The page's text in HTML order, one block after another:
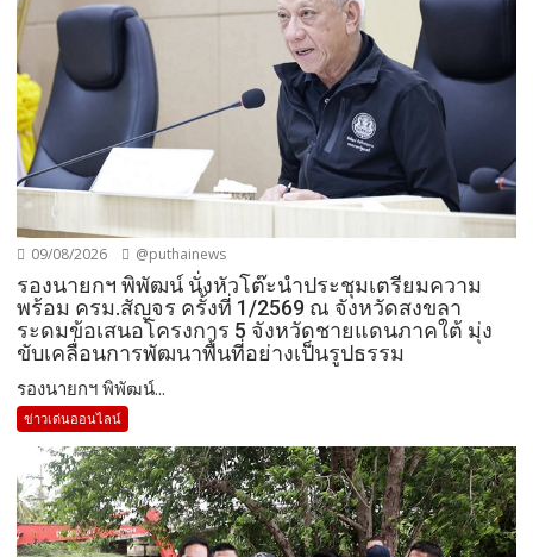
09/08/2026 @puthainews
รองนายกฯ พิพัฒน์ นั่งหัวโต๊ะนำประชุมเตรียมความ
พร้อม ครม.สัญจร ครั้งที่ 1/2569 ณ จังหวัดสงขลา
ระดมข้อเสนอโครงการ 5 จังหวัดชายแดนภาคใต้ มุ่ง
ขับเคลื่อนการพัฒนาพื้นที่อย่างเป็นรูปธรรม
รองนายกฯ พิพัฒน์...
ข่าวเด่นออนไลน์